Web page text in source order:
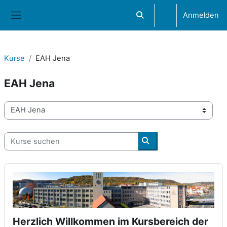
Sucheingabe umschalten
Anmelden
Kurse EAH Jena
EAH Jena
Kursbereiche
Kurse suchen
Kurse suchen
Herzlich Willkommen im Kursbereich der